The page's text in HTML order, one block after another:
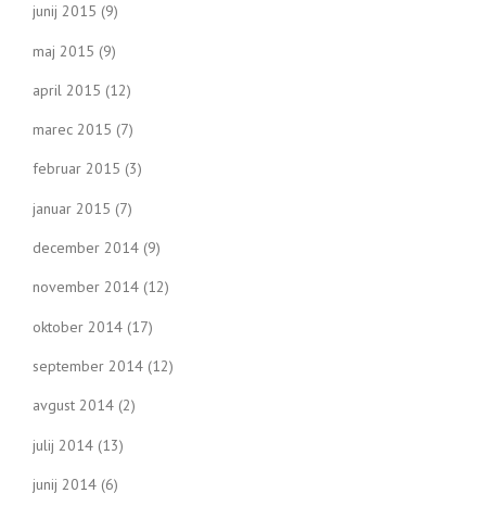
junij 2015 (9)
maj 2015 (9)
april 2015 (12)
marec 2015 (7)
februar 2015 (3)
januar 2015 (7)
december 2014 (9)
november 2014 (12)
oktober 2014 (17)
september 2014 (12)
avgust 2014 (2)
julij 2014 (13)
junij 2014 (6)